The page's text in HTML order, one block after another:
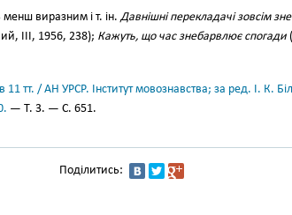
виразним і т. ін.Давнішні перекладачі зовсім
III, 1956, 238); Кажуть, що час знебарвлює спогади
11 тт. / АН УРСР. Інститут мовознавства; за ред. І. К.
— Т. 3. — С. 651.
Поділитись: